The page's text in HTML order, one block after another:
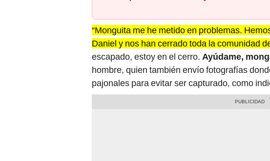
“Monguita me he metido en problemas.
Daniel y nos han cerrado toda la comunidad
escapado, estoy en el cerro. Ayúdame,
hombre, quien también envío fotografías
pajonales para evitar ser capturado, como